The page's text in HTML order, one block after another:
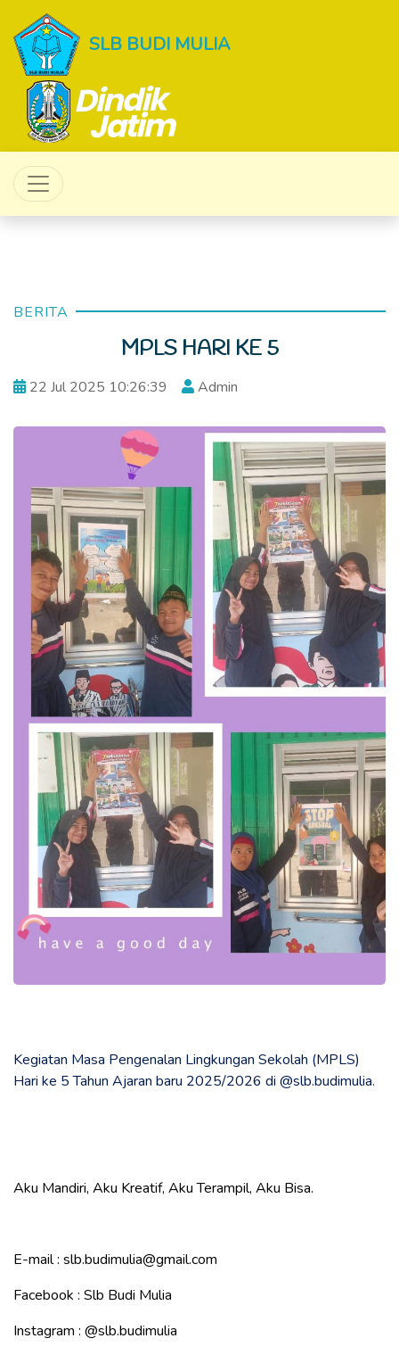
SLB BUDI MULIA
BERITA
MPLS HARI KE 5
22 Jul 2025 10:26:39 Admin
Kegiatan Masa Pengenalan Lingkungan Sekolah (MPLS)
Hari ke 5 Tahun Ajaran baru 2025/2026 di @slb.budimulia.
Aku Mandiri, Aku Kreatif, Aku Terampil, Aku Bisa.
E-mail : slb.budimulia@gmail.com
Facebook : Slb Budi Mulia
Instagram : @slb.budimulia